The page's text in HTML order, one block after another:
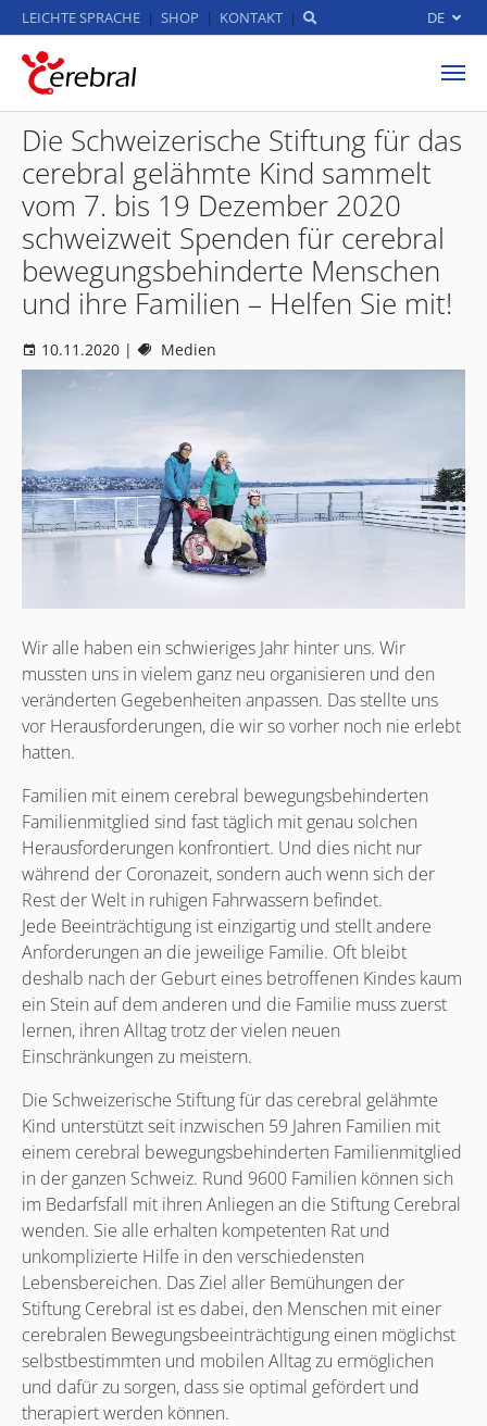
LEICHTE SPRACHE SHOP KONTAKT DE
Die Schweizerische Stiftung für das
cerebral gelähmte Kind sammelt
vom 7. bis 19 Dezember 2020
schweizweit Spenden für cerebral
bewegungsbehinderte Menschen
und ihre Familien – Helfen Sie mit!
10.11.2020 | Medien
Wir alle haben ein schwieriges Jahr hinter uns. Wir
mussten uns in vielem ganz neu organisieren und den
veränderten Gegebenheiten anpassen. Das stellte uns
vor Herausforderungen, die wir so vorher noch nie erlebt
hatten.
Familien mit einem cerebral bewegungsbehinderten
Familienmitglied sind fast täglich mit genau solchen
Herausforderungen konfrontiert. Und dies nicht nur
während der Coronazeit, sondern auch wenn sich der
Rest der Welt in ruhigen Fahrwassern befindet.
Jede Beeinträchtigung ist einzigartig und stellt andere
Anforderungen an die jeweilige Familie. Oft bleibt
deshalb nach der Geburt eines betroffenen Kindes kaum
ein Stein auf dem anderen und die Familie muss zuerst
lernen, ihren Alltag trotz der vielen neuen
Einschränkungen zu meistern.
Die Schweizerische Stiftung für das cerebral gelähmte
Kind unterstützt seit inzwischen 59 Jahren Familien mit
einem cerebral bewegungsbehinderten Familienmitglied
in der ganzen Schweiz. Rund 9600 Familien können sich
im Bedarfsfall mit ihren Anliegen an die Stiftung Cerebral
wenden. Sie alle erhalten kompetenten Rat und
unkomplizierte Hilfe in den verschiedensten
Lebensbereichen. Das Ziel aller Bemühungen der
Stiftung Cerebral ist es dabei, den Menschen mit einer
cerebralen Bewegungsbeeinträchtigung einen möglichst
selbstbestimmten und mobilen Alltag zu ermöglichen
und dafür zu sorgen, dass sie optimal gefördert und
therapiert werden können.